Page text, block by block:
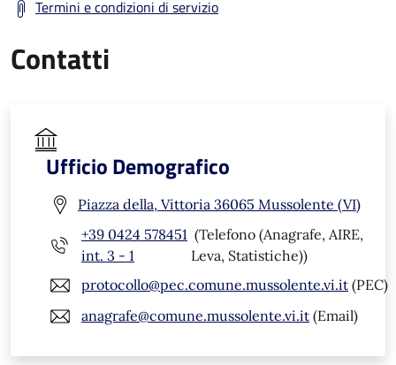
Termini e condizioni di servizio
Contatti
Ufficio Demografico
Piazza della, Vittoria 36065 Mussolente (VI)
+39 0424 578451
int. 3 - 1
(Telefono (Anagrafe, AIRE,
Leva, Statistiche))
protocollo@pec.comune.mussolente.vi.it (PEC)
anagrafe@comune.mussolente.vi.it (Email)